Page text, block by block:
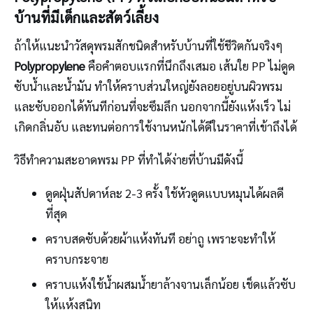
บ้านที่มีเด็กและสัตว์เลี้ยง
ถ้าให้แนะนำวัสดุพรมสักชนิดสำหรับบ้านที่ใช้ชีวิตกันจริงๆ
Polypropyleneคือคำตอบแรกที่นึกถึงเสมอ เส้นใย PP ไม่ดูด
ซับน้ำและน้ำมัน ทำให้คราบส่วนใหญ่ยังลอยอยู่บนผิวพรม
และซับออกได้ทันทีก่อนที่จะซึมลึก นอกจากนี้ยังแห้งเร็ว ไม่
เกิดกลิ่นอับ และทนต่อการใช้งานหนักได้ดีในราคาที่เข้าถึงได้
วิธีทำความสะอาดพรม PP ที่ทำได้ง่ายที่บ้านมีดังนี้
ดูดฝุ่นสัปดาห์ละ 2-3 ครั้ง ใช้หัวดูดแบบหมุนได้ผลดี
ที่สุด
คราบสดซับด้วยผ้าแห้งทันที อย่าถู เพราะจะทำให้
คราบกระจาย
คราบแห้งใช้น้ำผสมน้ำยาล้างจานเล็กน้อย เช็ดแล้วซับ
ให้แห้งสนิท